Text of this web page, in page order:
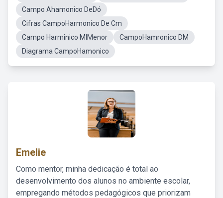
Campo Ahamonico DeDó
Cifras CampoHarmonico De Cm
Campo Harminico MIMenor
CampoHamronico DM
Diagrama CampoHamonico
Emelie
Como mentor, minha dedicação é total ao
desenvolvimento dos alunos no ambiente escolar,
empregando métodos pedagógicos que priorizam